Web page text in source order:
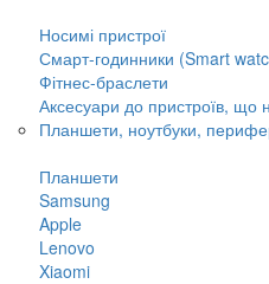
Носимі пристрої
Смарт-годинники (Smart
Фітнес-браслети
Аксесуари до пристроїв, що
Планшети, ноутбуки,
Планшети
Samsung
Apple
Lenovo
Xiaomi